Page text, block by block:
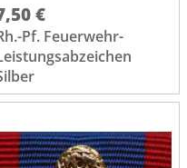
€
Pf. Feuerwehr-